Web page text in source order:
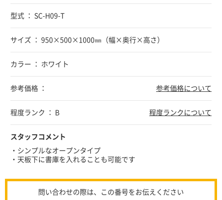
型式 ： SC-H09-T
サイズ ： 950×500×1000㎜（幅×奥行×高さ）
カラー ： ホワイト
参考価格 ： 参考価格について
程度ランク ： B 程度ランクについて
スタッフコメント
・シンプルなオープンタイプ
・天板下に書庫を入れることも可能です
問い合わせの際は、この番号をお伝えください